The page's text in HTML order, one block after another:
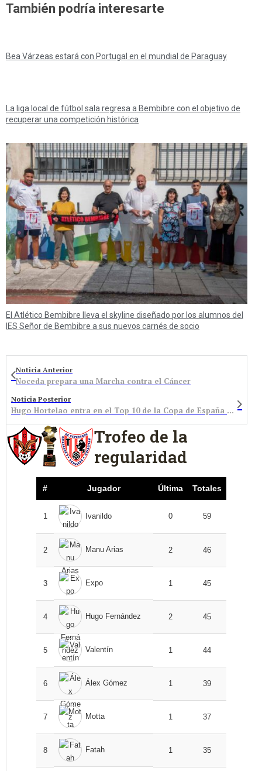
También podría interesarte
Bea Várzeas estará con Portugal en el mundial de Paraguay
La liga local de fútbol sala regresa a Bembibre con el objetivo de
recuperar una competición histórica
El Atlético Bembibre lleva el skyline diseñado por los alumnos del
IES Señor de Bembibre a sus nuevos carnés de socio
Noticia Anterior
Noceda prepara una Marcha contra el Cáncer
Noticia Posterior
Hugo Hortelao entra en el Top 10 de la Copa de España XCO Rali UCI en Lugo
Trofeo de la
regularidad
# Jugador Última Totales
1 Ivanildo 0 59
2 Manu Arias 2 46
3 Expo 1 45
4 Hugo Fernández 2 45
5 Valentín 1 44
6 Álex Gómez 1 39
7 Motta 1 37
8 Fatah 1 35